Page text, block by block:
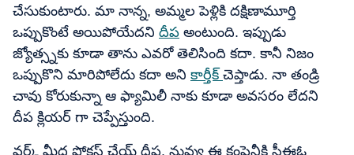
చేసుకుంటారు. మా నాన్న, అమ్మల పెళ్లికి దక్షిణామూర్తి
ఒప్పుకొంటే అయిపోయేదని దీప అంటుంది. ఇప్పుడు
జ్యోత్స్నకు కూడా తాను ఎవరో తెలిసింది కదా. కానీ నిజం
ఒప్పుకొని మారిపోలేదు కదా అని కార్తీక్ చెప్తాడు. నా తండ్రి
చావు కోరుకున్నా ఆ ఫ్యామిలీ నాకు కూడా అవసరం లేదని
దీప క్లియర్ గా చెప్పేస్తుంది.
వర్క్ మీద ఫోకస్ చేయ్ దీప. నువ్వు ఈ కంపెనీకి సీఈఓ